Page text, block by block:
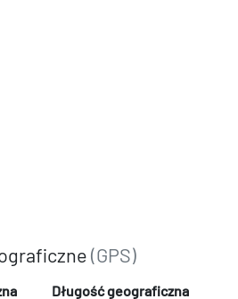
(GPS)
Długość geograficzna